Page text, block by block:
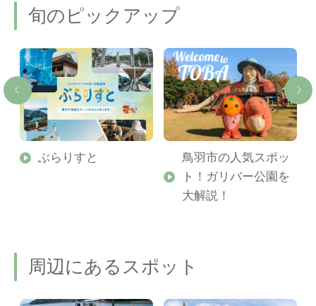
旬のピックアップ
ぶらりすと
鳥羽市の人気スポッ
ト！ガリバー公園を
大解説！
周辺にあるスポット